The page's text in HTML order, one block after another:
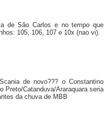
de São Carlos e no tempo que
105, 106, 107 e 10x (nao vi).
de novo??? o Constantino
Preto/Catanduva/Araraquara seria
da chuva de MBB